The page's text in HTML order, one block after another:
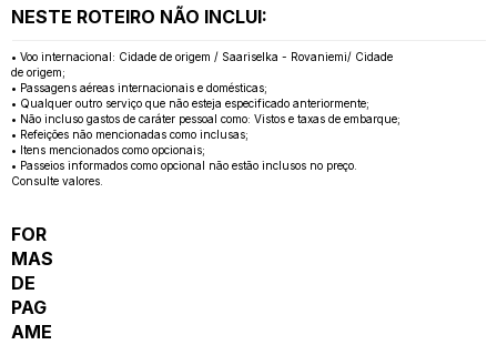
NESTE ROTEIRO NÃO INCLUI:
• Voo internacional: Cidade de origem / Saariselka - Rovaniemi/ Cidade
de origem;
• Passagens aéreas internacionais e domésticas;
• Qualquer outro serviço que não esteja especificado anteriormente;
• Não incluso gastos de caráter pessoal como: Vistos e taxas de embarque;
• Refeições não mencionadas como inclusas;
• Itens mencionados como opcionais;
• Passeios informados como opcional não estão inclusos no preço.
Consulte valores.
FOR
MAS
DE
PAG
AME